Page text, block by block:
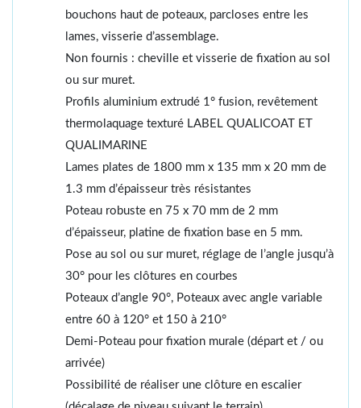
bouchons haut de poteaux, parcloses entre les
lames, visserie d’assemblage.
Non fournis : cheville et visserie de fixation au sol
ou sur muret.
Profils aluminium extrudé 1° fusion, revêtement
thermolaquage texturé LABEL QUALICOAT ET
QUALIMARINE
Lames plates de 1800 mm x 135 mm x 20 mm de
1.3 mm d’épaisseur très résistantes
Poteau robuste en 75 x 70 mm de 2 mm
d’épaisseur, platine de fixation base en 5 mm.
Pose au sol ou sur muret, réglage de l’angle jusqu’à
30° pour les clôtures en courbes
Poteaux d’angle 90°, Poteaux avec angle variable
entre 60 à 120° et 150 à 210°
Demi-Poteau pour fixation murale (départ et / ou
arrivée)
Possibilité de réaliser une clôture en escalier